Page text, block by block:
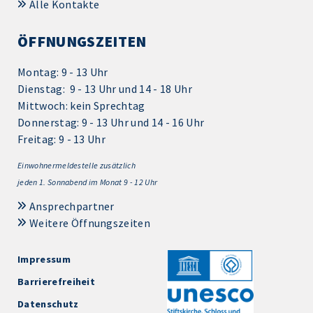
Alle Kontakte
ÖFFNUNGSZEITEN
Montag: 9 - 13 Uhr
Dienstag: 9 - 13 Uhr und 14 - 18 Uhr
Mittwoch: kein Sprechtag
Donnerstag: 9 - 13 Uhr und 14 - 16 Uhr
Freitag: 9 - 13 Uhr
Einwohnermeldestelle zusätzlich
jeden 1. Sonnabend im Monat 9 - 12 Uhr
Ansprechpartner
Weitere Öffnungszeiten
Impressum
Barrierefreiheit
Datenschutz